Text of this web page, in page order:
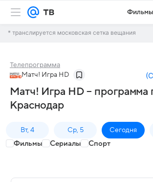
Фильмы
* транслируется московская сетка вещания
Телепрограмма
Матч! Игра HD (
Матч! Игра HD – программа
Краснодар
Вт, 4 Ср, 5 Сегодня
Фильмы Сериалы Спорт